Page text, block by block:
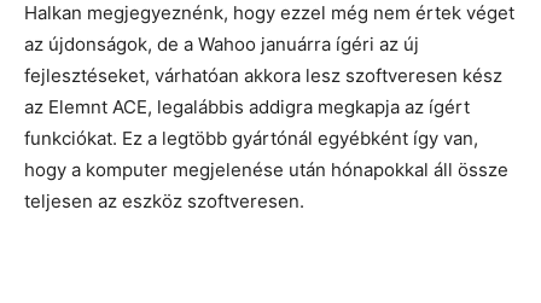
Halkan megjegyeznénk, hogy ezzel még nem értek véget
az újdonságok, de a Wahoo januárra ígéri az új
fejlesztéseket, várhatóan akkora lesz szoftveresen kész
az Elemnt ACE, legalábbis addigra megkapja az ígért
funkciókat. Ez a legtöbb gyártónál egyébként így van,
hogy a komputer megjelenése után hónapokkal áll össze
teljesen az eszköz szoftveresen.